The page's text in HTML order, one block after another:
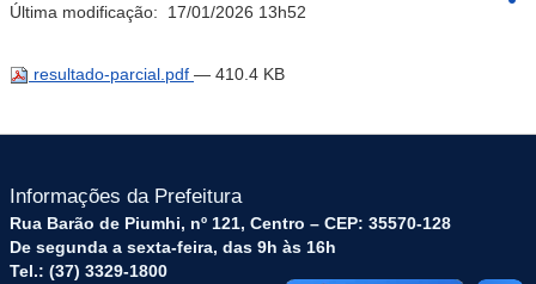
Última modificação: 17/01/2026 13h52
resultado-parcial.pdf — 410.4 KB
Informações da Prefeitura
Rua Barão de Piumhi, nº 121, Centro – CEP: 35570-128
De segunda a sexta-feira, das 9h às 16h
Tel.: (37) 3329-1800